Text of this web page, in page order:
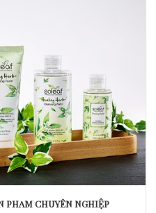
PHAM CHUYÊN NGHIỆP